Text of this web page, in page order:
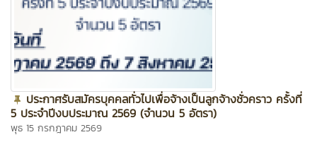
ประกาศรับสมัครบุคคลทั่วไปเพื่อจ้างเป็นลูกจ้างชั่วคราว ครั้งที่
5 ประจำปีงบประมาณ 2569 (จำนวน 5 อัตรา)
พุธ 15 กรกฎาคม 2569